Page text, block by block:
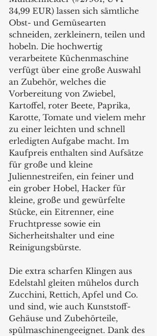
34,99 EUR) lassen sich sämtliche
Obst- und Gemüsearten
schneiden, zerkleinern, teilen und
hobeln. Die hochwertig
verarbeitete Küchenmaschine
verfügt über eine große Auswahl
an Zubehör, welches die
Vorbereitung von Zwiebel,
Kartoffel, roter Beete, Paprika,
Karotte, Tomate und vielem mehr
zu einer leichten und schnell
erledigten Aufgabe macht. Im
Kaufpreis enthalten sind Aufsätze
für große und kleine
Juliennestreifen, ein feiner und
ein grober Hobel, Hacker für
kleine, große und gewürfelte
Stücke, ein Eitrenner, eine
Fruchtpresse sowie ein
Sicherheitshalter und eine
Reinigungsbürste.
Die extra scharfen Klingen aus
Edelstahl gleiten mühelos durch
Zucchini, Rettich, Apfel und Co.
und sind, wie auch Kunststoff-
Gehäuse und Zubehörteile,
spülmaschinengeeignet. Dank des